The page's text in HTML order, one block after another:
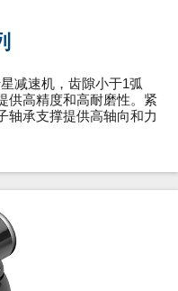
减速机，齿隙小于1弧
供高精度和高耐磨性。紧
轴承支撑提供高轴向和力